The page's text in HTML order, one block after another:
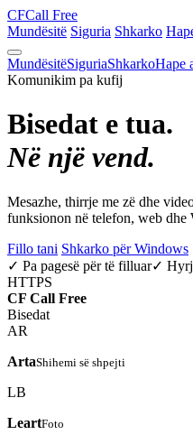
CFCall Free
Mundësitë Siguria Shkarko
MundësitëSiguriaShkarkoHape
Komunikim pa kufij
Bisedat e tua.
Në një vend.
Mesazhe, thirrje me zë dhe
funksionon në telefon, web dhe
Fillo tani Shkarko për Windows
✓ Pa pagesë për të filluar✓
HTTPS
CF Call Free
Bisedat
AR
ArtaShihemi së shpejti
LB
LeartFoto